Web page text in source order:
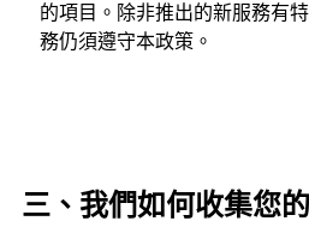
的項目。除非推出的新服務有
務仍須遵守本政策。
三、我們如何收集您